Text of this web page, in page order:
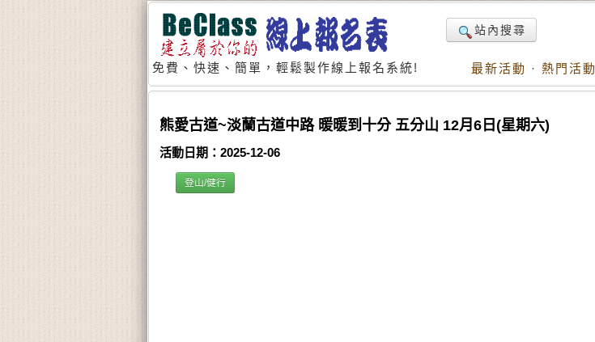
免費、快速、簡單，輕鬆製作線上報名系統!
站內搜尋
最新活動 · 熱門活動
熊愛古道~淡蘭古道中路 暖暖到十分 五分山 12月6日(星期六)
活動日期：2025-12-06
登山/健行